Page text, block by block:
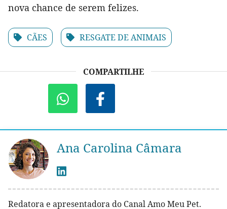
nova chance de serem felizes.
CÃES RESGATE DE ANIMAIS
COMPARTILHE
Ana Carolina Câmara
Redatora e apresentadora do Canal Amo Meu Pet.